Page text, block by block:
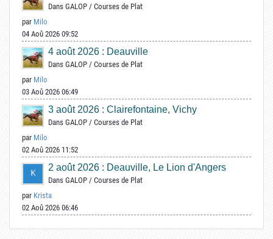
Dans GALOP / Courses de Plat
par Milo
04 Aoû 2026 09:52
4 août 2026 : Deauville
Dans GALOP / Courses de Plat
par Milo
03 Aoû 2026 06:49
3 août 2026 : Clairefontaine, Vichy
Dans GALOP / Courses de Plat
par Milo
02 Aoû 2026 11:52
2 août 2026 : Deauville, Le Lion d'Angers
Dans GALOP / Courses de Plat
par Krista
02 Aoû 2026 06:46